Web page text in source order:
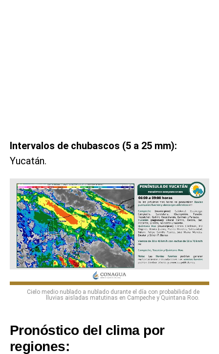
Intervalos de chubascos (5 a 25 mm):
Yucatán.
Cielo medio nublado a nublado durante el día con probabilidad de
lluvias aisladas matutinas en Campeche y Quintana Roo.
Pronóstico del clima por
regiones: